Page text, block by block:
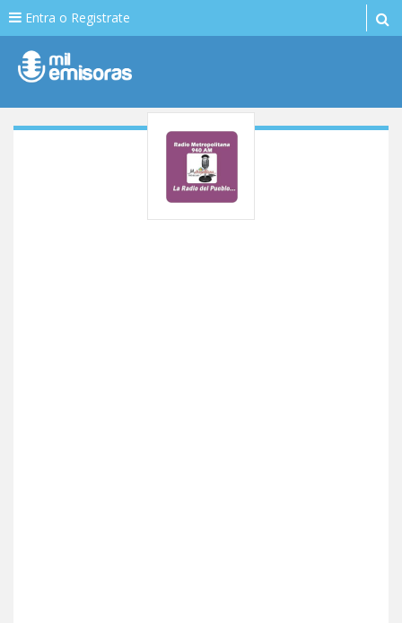
Entra o Registrate